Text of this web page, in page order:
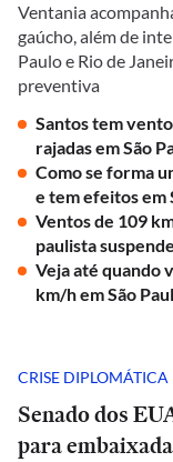
Ventania
gaúcho, além de
Paulo e Rio de
preventiva
Santos tem
rajadas em São
Como se forma
e tem efeitos em
Ventos de 109
paulista
Veja até quando
km/h em São
CRISE DIPLOMÁTICA
Senado dos
para